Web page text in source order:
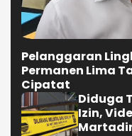
Pelanggaran
Permanen Lima
Cipatat
Diduga
Izin,